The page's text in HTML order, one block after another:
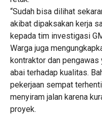
“Sudah bisa dilihat
akibat dipaksakan kerja
kepada tim investigasi
Warga juga
kontraktor dan
abai terhadap kualitas.
pekerjaan sempat
menyiram jalan karena
proyek.